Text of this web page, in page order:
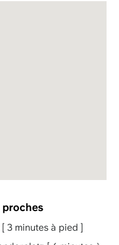
proches
3 minutes à pied ]